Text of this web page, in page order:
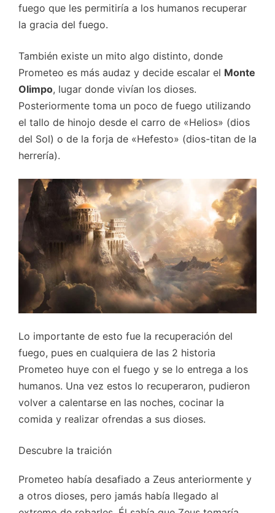
fuego que les permitiría a los humanos recuperar
la gracia del fuego.
También existe un mito algo distinto, donde
Prometeo es más audaz y decide escalar el Monte
Olimpo, lugar donde vivían los dioses.
Posteriormente toma un poco de fuego utilizando
el tallo de hinojo desde el carro de «Helios» (dios
del Sol) o de la forja de «Hefesto» (dios-titan de la
herrería).
Lo importante de esto fue la recuperación del
fuego, pues en cualquiera de las 2 historia
Prometeo huye con el fuego y se lo entrega a los
humanos. Una vez estos lo recuperaron, pudieron
volver a calentarse en las noches, cocinar la
comida y realizar ofrendas a sus dioses.
Descubre la traición
Prometeo había desafiado a Zeus anteriormente y
a otros dioses, pero jamás había llegado al